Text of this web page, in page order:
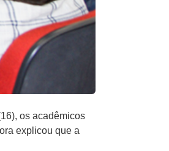
os acadêmicos
explicou que a